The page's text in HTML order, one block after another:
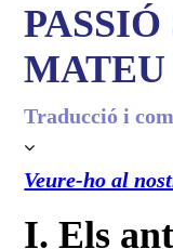
MATEU
Traducció i
Veure-ho al
I. Els